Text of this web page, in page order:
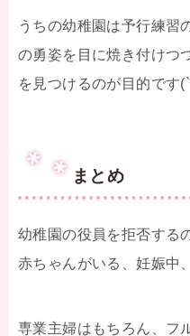
うちの幼稚園は予行練習
の勇姿を目に焼き付けつ
を見つけるのが目的です
まとめ
幼稚園の役員を拒否する
赤ちゃんがいる、妊娠中
専業主婦はもちろん、フ